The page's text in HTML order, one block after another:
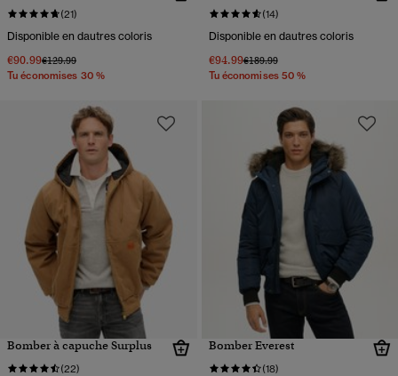
(21)
Disponible en dautres coloris
€90.99Prix réduit de
€129.99à
Tu économises 30 %
(14)
Disponible en dautres coloris
€94.99Prix réduit de
€189.99à
Tu économises 50 %
Bomber à capuche Surplus
(22)
Bomber Everest
(18)